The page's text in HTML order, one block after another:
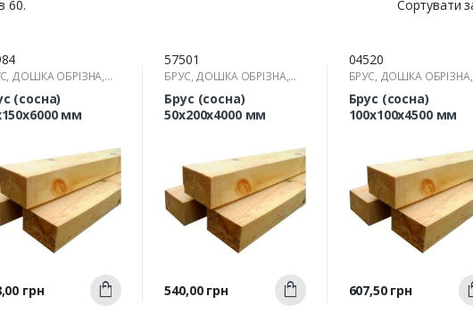
60. Сортувати
ДОШКА ОБРІЗНА,
(сосна)
мм
Швидкий
перегляд
грн Купити
57501
БРУС, ДОШКА ОБРІЗНА,
РЕЙКА
Брус (сосна)
50х200х4000 мм
Швидкий
перегляд
Ціна
540,00 грн Купити
04520
БРУС, ДОШКА ОБРІЗНА,
РЕЙКА
Брус (сосна)
100х100х4500 мм
Швидкий
перегляд
Ціна
607,50 грн